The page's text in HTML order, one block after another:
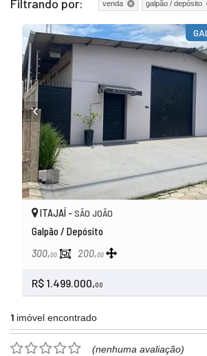
Filtrando por: venda galpão / depósito
ITAJAÍ - SÃO JOÃO
Galpão / Depósito
300,00 200,00
R$ 1.499.000,00
1 imóvel encontrado
(nenhuma avaliação)